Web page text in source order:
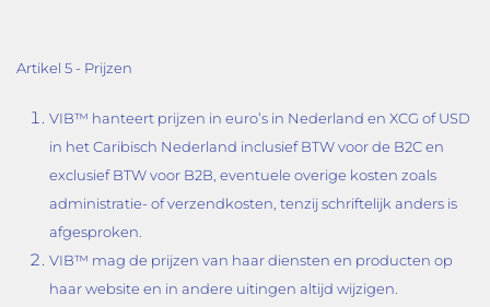
Artikel 5 - Prijzen
VIB™ hanteert prijzen in euro’s in Nederland en XCG of USD
in het Caribisch Nederland inclusief BTW voor de B2C en
exclusief BTW voor B2B, eventuele overige kosten zoals
administratie- of verzendkosten, tenzij schriftelijk anders is
afgesproken.
VIB™ mag de prijzen van haar diensten en producten op
haar website en in andere uitingen altijd wijzigen.